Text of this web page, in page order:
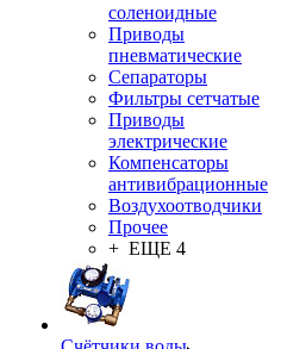
соленоидные
Приводы
пневматические
Сепараторы
Фильтры сетчатые
Приводы
электрические
Компенсаторы
антивибрационные
Воздухоотводчики
Прочее
+ ЕЩЕ 4